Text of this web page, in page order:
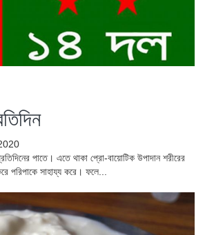
পাতে। এতে থাকা প্রো-বায়োটিক উপাদান শরীরের
পরিপাকে সাহায্য করে। ফলে...